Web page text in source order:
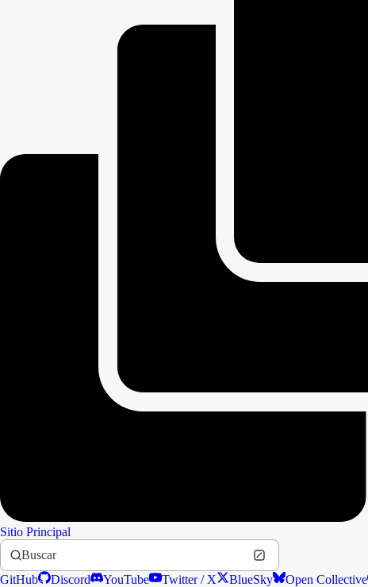
Sitio Principal
Buscar
GitHub
Discord YouTube Twitter / X BlueSky Open Collective